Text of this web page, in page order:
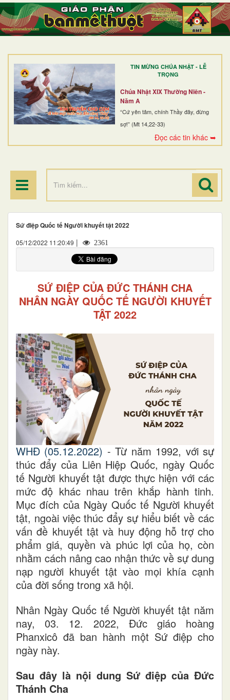
TIN MỪNG CHÚA NHẬT - LỄ
TRỌNG
Chúa Nhật XIX Thường Niên -
Năm A
“Cứ yên tâm, chính Thầy đây, đừng
sợ!” (Mt 14,22-33)
Đọc các tin khác ➥
TRANG NHẤT
GIỚI THIỆU
DÒNG TU
BAN MỤC VỤ
ĐOÀN THỂ CG
Sứ điệp Quốc tế Người khuyết tật 2022
05/12/2022 11:20:49 | 2361
SỨ ĐIỆP CỦA ĐỨC THÁNH CHA
NHÂN NGÀY QUỐC TẾ NGƯỜI KHUYẾT
TẬT 2022
WHĐ (05.12.2022) - Từ năm 1992, với sự
thúc đẩy của Liên Hiệp Quốc, ngày Quốc
tế Người khuyết tật được thực hiện với các
mức độ khác nhau trên khắp hành tinh.
Mục đích của Ngày Quốc tế Người khuyết
tật, ngoài việcthúc đẩy sự hiểu biết về các
vấn đề khuyết tật và huy động hỗ trợ cho
phẩm giá, quyền và phúc lợi của họ, còn
nhằm cách nâng cao nhận thức về sự dung
nạp người khuyết tật vào mọi khía cạnh
của đời sống trong xã hội.
Nhân Ngày Quốc tế Người khuyết tật năm
nay, 03. 12. 2022, Đức giáo hoàng
Phanxicô đã ban hành một Sứ điệp cho
ngày này.
Sau đây là nội dung Sứ điệp của Đức
Thánh Cha